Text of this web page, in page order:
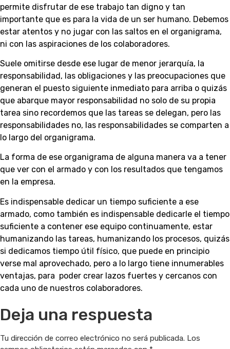
permite disfrutar de ese trabajo tan digno y tan
importante que es para la vida de un ser humano. Debemos
estar atentos y no jugar con las saltos en el organigrama,
ni con las aspiraciones de los colaboradores.
Suele omitirse desde ese lugar de menor jerarquía, la
responsabilidad, las obligaciones y las preocupaciones que
generan el puesto siguiente inmediato para arriba o quizás
que abarque mayor responsabilidad no solo de su propia
tarea sino recordemos que las tareas se delegan, pero las
responsabilidades no, las responsabilidades se comparten a
lo largo del organigrama.
La forma de ese organigrama de alguna manera va a tener
que ver con el armado y con los resultados que tengamos
en la empresa.
Es indispensable dedicar un tiempo suficiente a ese
armado, como también es indispensable dedicarle el tiempo
suficiente a contener ese equipo continuamente, estar
humanizando las tareas, humanizando los procesos, quizás
si dedicamos tiempo útil físico, que puede en principio
verse mal aprovechado, pero a lo largo tiene innumerables
ventajas, para poder crear lazos fuertes y cercanos con
cada uno de nuestros colaboradores.
Deja una respuesta
Tu dirección de correo electrónico no será publicada. Los